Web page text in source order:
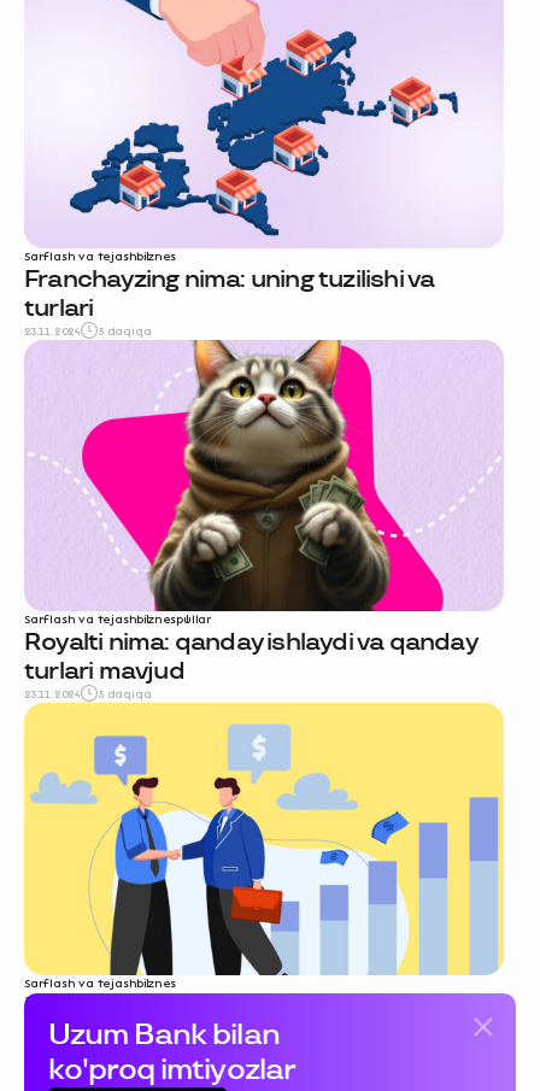
Sarflash va tejashbiznes
Franchayzing nima: uning tuzilishi va
turlari
23.11.2024 5 daqiqa
Sarflash va tejashbiznespullar
Royalti nima: qanday ishlaydi va qanday
turlari mavjud
23.11.2024 5 daqiqa
Sarflash va tejashbiznes
Kontragent kim: sodda tilda
tushuntiramiz
20.11.2024
Uzum Bank bilan
ko'proq imtiyozlar